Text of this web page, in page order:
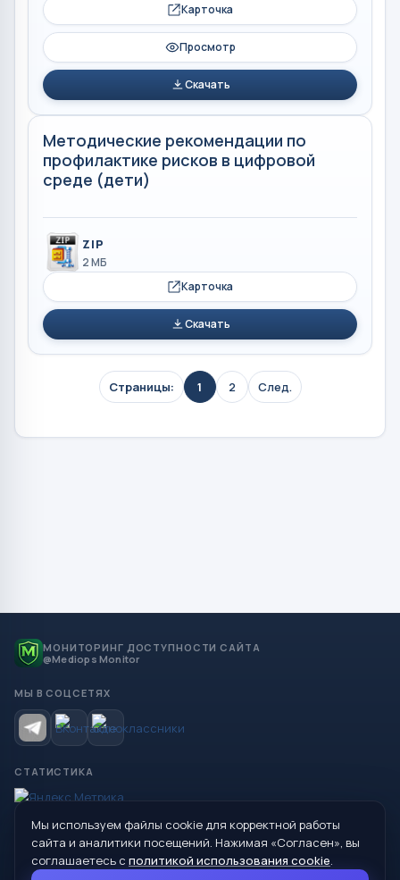
Карточка
Просмотр
Скачать
Методические рекомендации по
профилактике рисков в цифровой
среде (дети)
ZIP
2 МБ
Карточка
Скачать
Страницы: 1 2 След.
МОНИТОРИНГ ДОСТУПНОСТИ САЙТА
@Mediops Monitor
МЫ В СОЦСЕТЯХ
СТАТИСТИКА
© 2026 Управление образования Администрации МО
Сухой Лог
Мы используем файлы cookie для корректной работы
сайта и аналитики посещений. Нажимая «Согласен», вы
соглашаетесь с политикой использования cookie.